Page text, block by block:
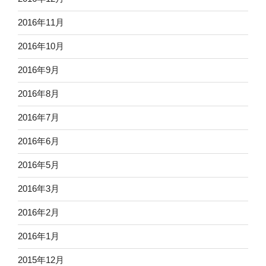
2016年11月
2016年10月
2016年9月
2016年8月
2016年7月
2016年6月
2016年5月
2016年3月
2016年2月
2016年1月
2015年12月